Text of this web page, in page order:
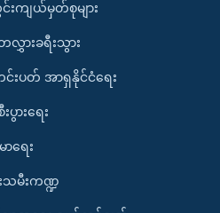
င်းကျယ်မှတ်စုများ
လွှားခရီးသွား
းပတ် အာရှနိုင်ငံရေး
ပွားရေး
ာရေး
သမီးကဏ္ဍ